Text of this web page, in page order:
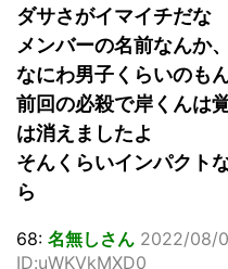
ダサさがイマイチだな
メンバーの名前なんか
なにわ男子くらいのも
前回の必殺で岸くんは
は消えましたよ
そんくらいインパクト
ら
68: 名無しさん 2022/08/
ID:uWKVkMXD0